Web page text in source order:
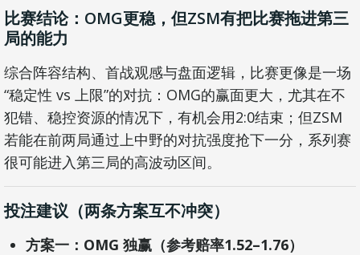
比赛结论：OMG更稳，但ZSM有把比赛拖进第三
局的能力
综合阵容结构、首战观感与盘面逻辑，比赛更像是一场
“稳定性 vs 上限”的对抗：OMG的赢面更大，尤其在不
犯错、稳控资源的情况下，有机会用2:0结束；但ZSM
若能在前两局通过上中野的对抗强度抢下一分，系列赛
很可能进入第三局的高波动区间。
投注建议（两条方案互不冲突）
方案一：OMG 独赢（参考赔率1.52–1.76）